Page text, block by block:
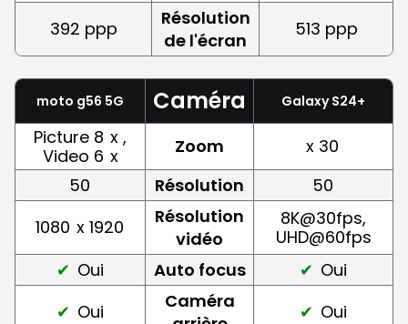
392 ppp
Résolution
de l'écran
513 ppp
moto g56 5G Caméra Galaxy S24+
Picture 8 x ,
Video 6 x Zoom
x 30
50
Résolution
50
1080 x 1920
Résolution
vidéo
8K@30fps,
UHD@60fps
Oui
Auto focus
Oui
Oui
Caméra
Oui